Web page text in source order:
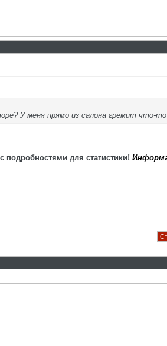
У меня прямо из салона гремит что-
подробностями для статистики!